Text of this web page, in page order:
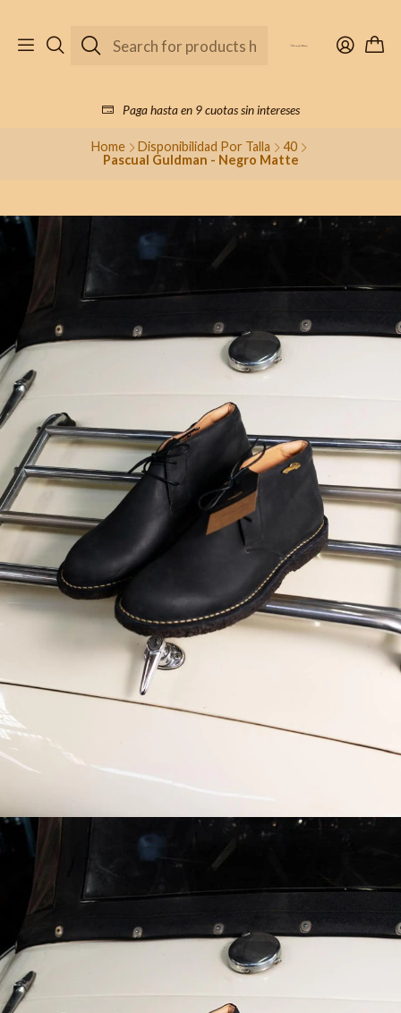
Paga hasta en 9 cuotas sin intereses
Home Disponibilidad Por Talla
40
Pascual Guldman - Negro Matte